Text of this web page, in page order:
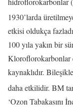
1930’larda
etkisi oldukça
100 yıla yakın bir
Kloroflorokarbonlar
kaynaklıdır.
daha etkilidir. BM
‘Ozon Tabakasını